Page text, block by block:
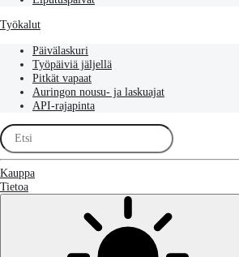
Työkalut
Päivälaskuri
Työpäiviä jäljellä
Pitkät vapaat
Auringon nousu- ja laskuajat
API-rajapinta
Kauppa
Tietoa